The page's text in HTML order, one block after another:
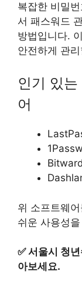
복잡한 비밀
서 패스워드
방법입니다.
안전하게 관
인기 있
어
위 소프트웨
쉬운 사용성
✅서울시 청
아보세요.